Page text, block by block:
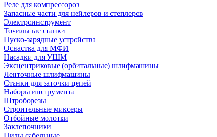
Реле для компрессоров
Запасные части для нейлеров и степлеров
Электроинструмент
Точильные станки
Пуско-зарядные устройства
Оснастка для МФИ
Насадки для УШМ
Эксцентриковые (орбитальные) шлифмашины
Ленточные шлифмашины
Станки для заточки цепей
Наборы инструмента
Штроборезы
Строительные миксеры
Отбойные молотки
Заклепочники
Пилы сабельные